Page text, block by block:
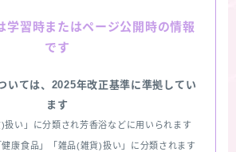
学習時またはページ公開時の情報
です
いては、2025年改正基準に準拠してい
ます
扱い」に分類され芳香浴などに用いられます
康食品」「雑品(雑貨)扱い」に分類されます